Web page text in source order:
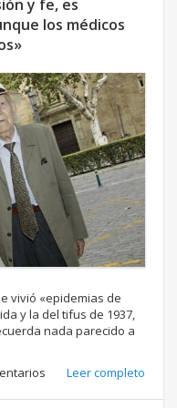
y fe, es
los médicos
vivió «epidemias de
y la del tifus de 1937,
nada parecido a
Leer completo